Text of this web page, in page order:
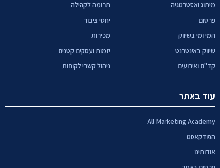
מיתוג ואסטרטגיה
פרסום
המי ומי בשיווק
שיווק באינטרנט
קד"ם ואירועים
תרומה לקהילה
יחסי ציבור
מכירות
יזמות ועסקים קטנים
ניהול קשרי לקוחות
עוד באתר
All Marketing Academy
הפודקאסט
אודותינו